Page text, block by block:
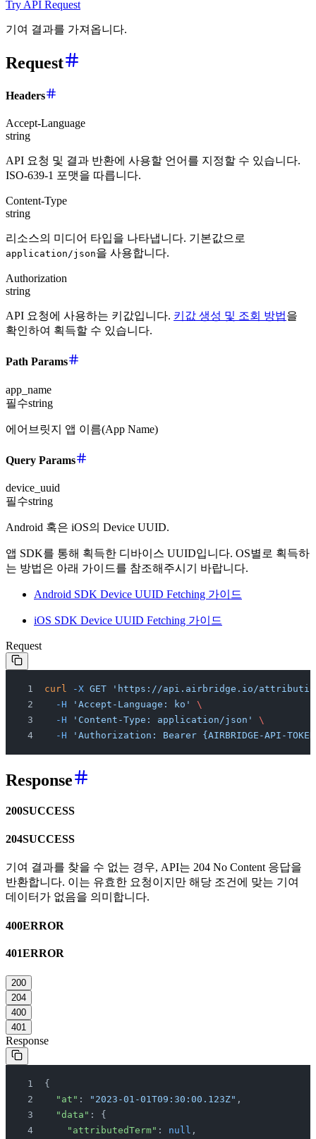
Try API Request
기여 결과를 가져옵니다.
Request
Headers
Accept-Language
string
API 요청 및 결과 반환에 사용할 언어를 지정할 수 있습니다.
ISO-639-1 포맷을 따릅니다.
Content-Type
string
리소스의 미디어 타입을 나타냅니다. 기본값으로
application/json을 사용합니다.
Authorization
string
API 요청에 사용하는 키값입니다. 키값 생성 및 조회 방법을
확인하여 획득할 수 있습니다.
Path Params
app_name
필수string
에어브릿지 앱 이름(App Name)
Query Params
device_uuid
필수string
Android 혹은 iOS의 Device UUID.
앱 SDK를 통해 획득한 디바이스 UUID입니다. OS별로 획득하
는 방법은 아래 가이드를 참조해주시기 바랍니다.
Android SDK Device UUID Fetching 가이드
iOS SDK Device UUID Fetching 가이드
Request
curl -X GET 'https://api.airbridge.io/attribution-
  -H
'Accept-Language: ko'
\
  -H
'Content-Type: application/json'
\
  -H
'Authorization: Bearer {AIRBRIDGE-API-
Response
200SUCCESS
204SUCCESS
기여 결과를 찾을 수 없는 경우, API는 204 No Content 응답을
반환합니다. 이는 유효한 요청이지만 해당 조건에 맞는 기여
데이터가 없음을 의미합니다.
400ERROR
401ERROR
200
204
400
401
Response
{
  "at"
: "2023-01-01T09:30:00.123Z" ,
  "data"
: {
    "attributedTerm"
: null ,